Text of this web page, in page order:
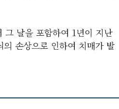
그 날을 포함하여 1년이 지난
손상으로 인하여 치매가 발